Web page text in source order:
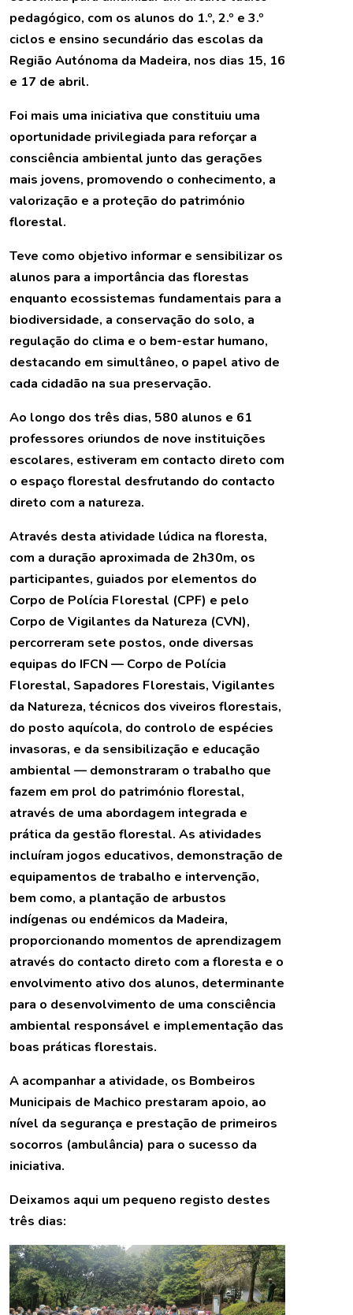
pedagógico, com os alunos do 1.º, 2.º e 3.º
ciclos e ensino secundário das escolas da
Região Autónoma da Madeira, nos dias 15, 16
e 17 de abril.
Foi mais uma iniciativa que constituiu uma
oportunidade privilegiada para reforçar a
consciência ambiental junto das gerações
mais jovens, promovendo o conhecimento, a
valorização e a proteção do património
florestal.
Teve como objetivo informar e sensibilizar os
alunos para a importância das florestas
enquanto ecossistemas fundamentais para a
biodiversidade, a conservação do solo, a
regulação do clima e o bem-estar humano,
destacando em simultâneo, o papel ativo de
cada cidadão na sua preservação.
Ao longo dos três dias, 580 alunos e 61
professores oriundos de nove instituições
escolares, estiveram em contacto direto com
o espaço florestal desfrutando do contacto
direto com a natureza.
Através desta atividade lúdica na floresta,
com a duração aproximada de 2h30m, os
participantes, guiados por elementos do
Corpo de Polícia Florestal (CPF) e pelo
Corpo de Vigilantes da Natureza (CVN),
percorreram sete postos, onde diversas
equipas do IFCN — Corpo de Polícia
Florestal, Sapadores Florestais, Vigilantes
da Natureza, técnicos dos viveiros florestais,
do posto aquícola, do controlo de espécies
invasoras, e da sensibilização e educação
ambiental — demonstraram o trabalho que
fazem em prol do património florestal,
através de uma abordagem integrada e
prática da gestão florestal. As atividades
incluíram jogos educativos, demonstração de
equipamentos de trabalho e intervenção,
bem como, a plantação de arbustos
indígenas ou endémicos da Madeira,
proporcionando momentos de aprendizagem
através do contacto direto com a floresta e o
envolvimento ativo dos alunos, determinante
para o desenvolvimento de uma consciência
ambiental responsável e implementação das
boas práticas florestais.
A acompanhar a atividade, os Bombeiros
Municipais de Machico prestaram apoio, ao
nível da segurança e prestação de primeiros
socorros (ambulância) para o sucesso da
iniciativa.
Deixamos aqui um pequeno registo destes
três dias: